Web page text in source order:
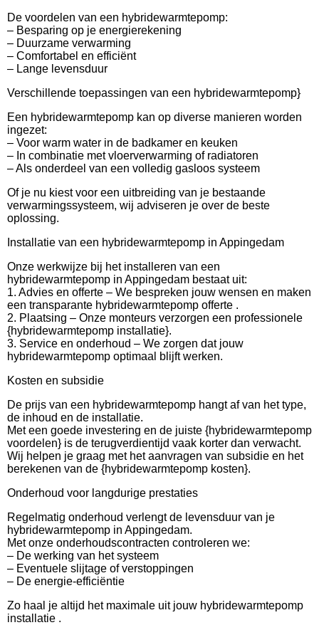
De voordelen van een hybridewarmtepomp:
– Besparing op je energierekening
– Duurzame verwarming
– Comfortabel en efficiënt
– Lange levensduur
Verschillende toepassingen van een hybridewarmtepomp}
Een hybridewarmtepomp kan op diverse manieren worden
ingezet:
– Voor warm water in de badkamer en keuken
– In combinatie met vloerverwarming of radiatoren
– Als onderdeel van een volledig gasloos systeem
Of je nu kiest voor een uitbreiding van je bestaande
verwarmingssysteem, wij adviseren je over de beste
oplossing.
Installatie van een hybridewarmtepomp in Appingedam
Onze werkwijze bij het installeren van een
hybridewarmtepomp in Appingedam bestaat uit:
1. Advies en offerte – We bespreken jouw wensen en maken
een transparante hybridewarmtepomp offerte .
2. Plaatsing – Onze monteurs verzorgen een professionele
{hybridewarmtepomp installatie}.
3. Service en onderhoud – We zorgen dat jouw
hybridewarmtepomp optimaal blijft werken.
Kosten en subsidie
De prijs van een hybridewarmtepomp hangt af van het type,
de inhoud en de installatie.
Met een goede investering en de juiste {hybridewarmtepomp
voordelen} is de terugverdientijd vaak korter dan verwacht.
Wij helpen je graag met het aanvragen van subsidie en het
berekenen van de {hybridewarmtepomp kosten}.
Onderhoud voor langdurige prestaties
Regelmatig onderhoud verlengt de levensduur van je
hybridewarmtepomp in Appingedam.
Met onze onderhoudscontracten controleren we:
– De werking van het systeem
– Eventuele slijtage of verstoppingen
– De energie-efficiëntie
Zo haal je altijd het maximale uit jouw hybridewarmtepomp
installatie .